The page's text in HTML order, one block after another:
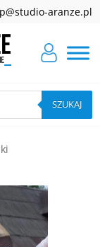
aranze.pl
SZUKAJ